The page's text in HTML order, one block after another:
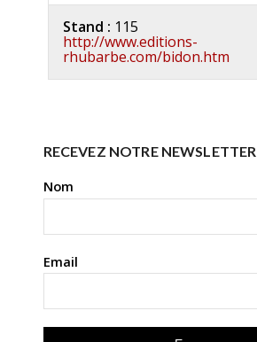
Stand : 115
http://www.editions-
rhubarbe.com/bidon.htm
RECEVEZ NOTRE NEWSLETTER
Nom
Email